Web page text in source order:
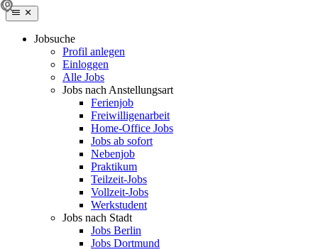
Jobsuche
Profil anlegen
Einloggen
Alle Jobs
Jobs nach Anstellungsart
Ferienjob
Freiwilligenarbeit
Home-Office Jobs
Jobs ab sofort
Nebenjob
Praktikum
Teilzeit-Jobs
Vollzeit-Jobs
Werkstudent
Jobs nach Stadt
Jobs Berlin
Jobs Dortmund